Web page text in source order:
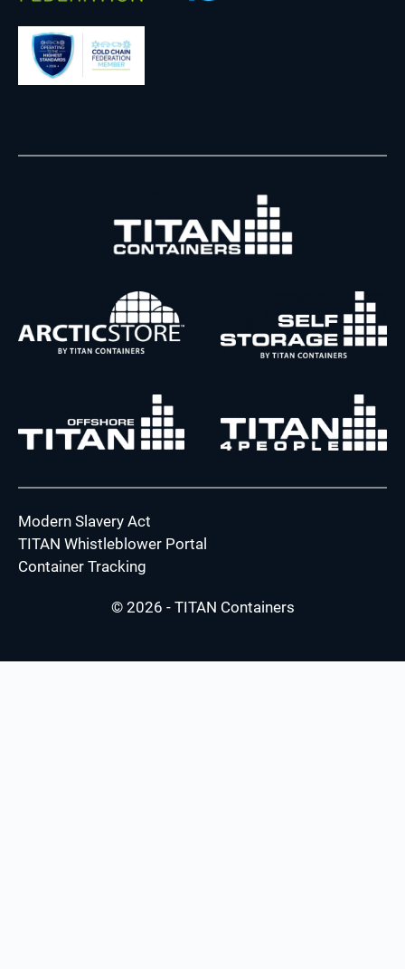
Modern Slavery Act
TITAN Whistleblower Portal
Container Tracking
© 2026 - TITAN Containers